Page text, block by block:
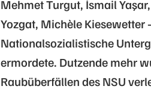
Mehmet Turgut, İsmail
Yozgat, Michèle Kiesewetter
Nationalsozialistische
ermordete. Dutzende mehr
Raubüberfällen des NSU